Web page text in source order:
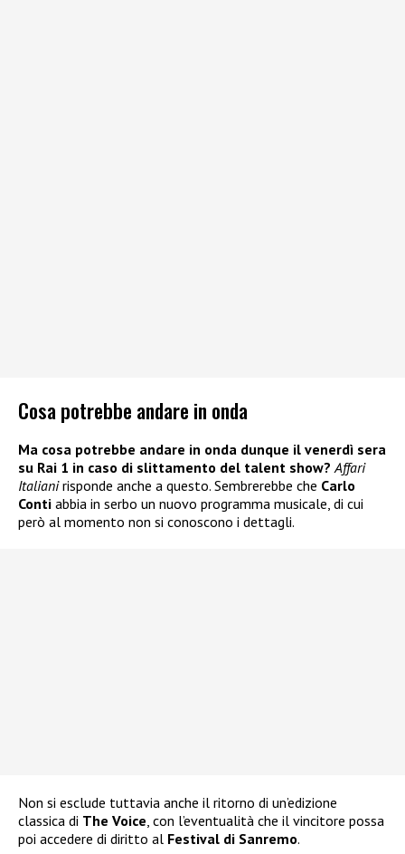
Cosa potrebbe andare in onda
Ma cosa potrebbe andare in onda dunque il venerdì sera
su Rai 1 in caso di slittamento del talent show? Affari
Italianirisponde anche a questo. Sembrerebbe che Carlo
Conti abbia in serbo un nuovo programma musicale, di cui
però al momento non si conoscono i dettagli.
Non si esclude tuttavia anche il ritorno di un’edizione
classica di The Voice , con l’eventualità che il vincitore possa
poi accedere di diritto al Festival di Sanremo.